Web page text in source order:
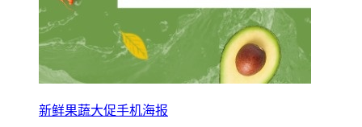
新鲜果蔬大促手机海报